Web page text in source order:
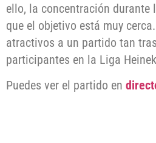
ello, la concentración
que el objetivo está muy
atractivos a un partido tan
participantes en la Liga
Puedes ver el partido en